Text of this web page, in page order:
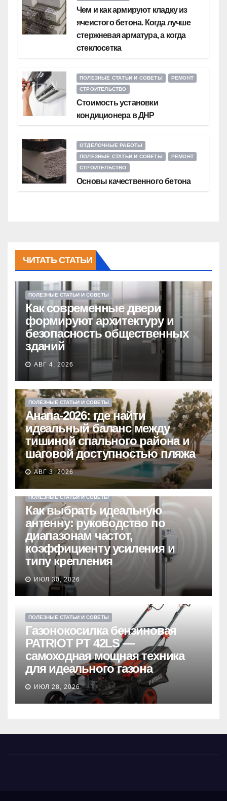
Чем и как армируют кладку из
ячеистого бетона. Когда лучше
стержневая арматура, а когда
стеклосетка
ПОЛЕЗНЫЕ СТАТЬИ И СОВЕТЫ
РЕМОНТ
СТРОИТЕЛЬСТВО
Стоимость установки
кондиционера в ДНР
ОТДЕЛОЧНЫЕ РАБОТЫ
ПОЛЕЗНЫЕ СТАТЬИ И СОВЕТЫ
РЕМОНТ
СТРОИТЕЛЬСТВО
Основы качественного бетона
ЧИТАТЬ СТАТЬИ
ПОЛЕЗНЫЕ СТАТЬИ И СОВЕТЫ
Как современные двери
формируют архитектуру и
безопасность общественных
зданий
АВГ 4, 2026
ПОЛЕЗНЫЕ СТАТЬИ И СОВЕТЫ
Анапа-2026: где найти
идеальный баланс между
тишиной спального района и
шаговой доступностью пляжа
АВГ 3, 2026
ПОЛЕЗНЫЕ СТАТЬИ И СОВЕТЫ
Как выбрать идеальную
антенну: руководство по
диапазонам частот,
коэффициенту усиления и
типу крепления
ИЮЛ 30, 2026
ПОЛЕЗНЫЕ СТАТЬИ И СОВЕТЫ
Газонокосилка бензиновая
PATRIOT PT 42LS —
самоходная мощная техника
для идеального газона
ИЮЛ 28, 2026